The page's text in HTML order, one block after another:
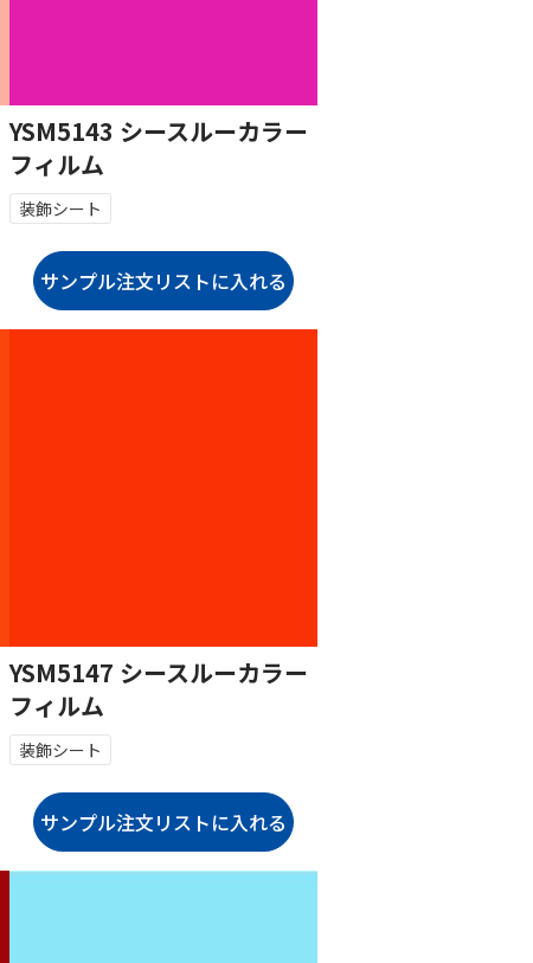
YSM5143 シースルーカラー
フィルム
装飾シート
YSM5147 シースルーカラー
フィルム
装飾シート